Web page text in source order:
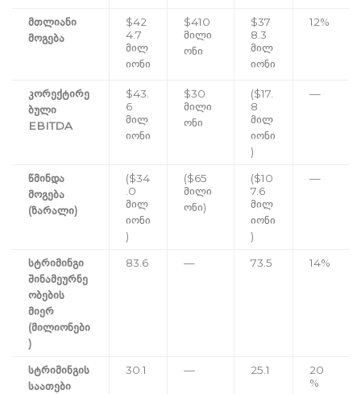
მთლიანი
მოგება
$42
4.7
მილ
იონი
$410
მილი
ონი
$37
8.3
მილ
იონი
12%
კორექტირე
ბული
EBITDA
$43.
6
მილ
იონი
$30
მილი
ონი
($17.
8
მილ
იონი
)
—
წმინდა
მოგება
(ზარალი)
($34
.0
მილ
იონი
)
($65
მილი
ონი)
($10
7.6
მილ
იონი
)
—
სტრიმინგი
შინამეურნე
ობების
მიერ
(მილიონები
)
83.6 — 73.5 14%
სტრიმინგის
საათები
30.1 — 25.1
20
%